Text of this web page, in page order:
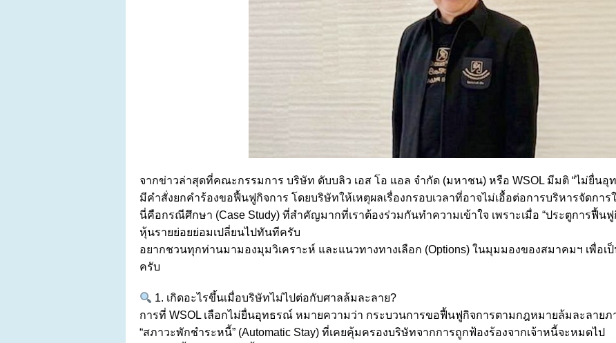
จากข่าวล่าสุดที่คณะกรรมการ บริษัท ดับบลิว เอส โอ แอล จำกัด (มหาชน) หรือ WSOL มีมติ “ไม่ยื่นอุ
มีคำสั่งยกคำร้องขอฟื้นฟูกิจการ โดยบริษัทให้เหตุผลเรื่องกรอบเวลาที่อาจไม่เอื้อต่อการบริหารจัดกา
นี่คือกรณีศึกษา (Case Study) ที่สำคัญมากที่เราต้องร่วมกันทำความเข้าใจ เพราะเมื่อ “ประตูการฟื้น
หุ้นรายย่อยย่อมเปลี่ยนไปทันทีครับ
อยากชวนทุกท่านมามองมุมวิเคราะห์ และแนวทางทางเลือก (Options) ในมุมมองของสมาคมฯ เพื่อเ
ครับ
1. เกิดอะไรขึ้นเมื่อบริษัทไม่ไปต่อกับศาลล้มละลาย?
การที่ WSOL เลือกไม่ยื่นอุทธรณ์ หมายความว่า กระบวนการขอฟื้นฟูกิจการตามกฎหมายล้มละลายภ
“สภาวะพักชำระหนี้” (Automatic Stay) ที่เคยคุ้มครองบริษัทจากการถูกฟ้องร้องจากเจ้าหนี้จะหมดไป